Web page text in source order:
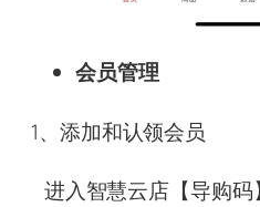
会员管理
1、添加和认领会员
进入智慧云店【导购